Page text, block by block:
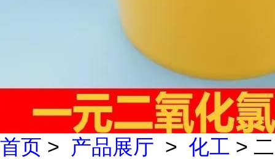
首页 > 产品展厅 > 化工 > 二